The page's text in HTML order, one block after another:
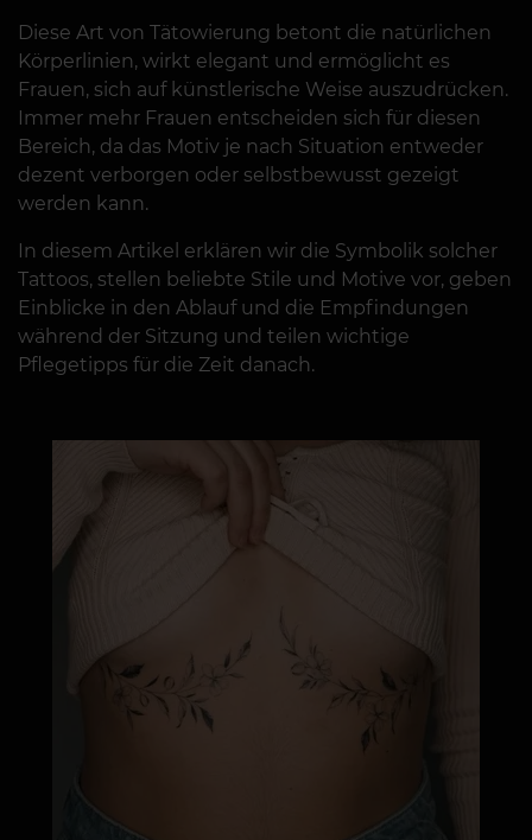
Diese Art von Tätowierung betont die natürlichen
Körperlinien, wirkt elegant und ermöglicht es
Frauen, sich auf künstlerische Weise auszudrücken.
Immer mehr Frauen entscheiden sich für diesen
Bereich, da das Motiv je nach Situation entweder
dezent verborgen oder selbstbewusst gezeigt
werden kann.
In diesem Artikel erklären wir die Symbolik solcher
Tattoos, stellen beliebte Stile und Motive vor, geben
Einblicke in den Ablauf und die Empfindungen
während der Sitzung und teilen wichtige
Pflegetipps für die Zeit danach.